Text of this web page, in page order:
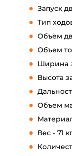
Запуск
Тип
Объём
Объем
Ширина
Высота
Объем
Вес - 71